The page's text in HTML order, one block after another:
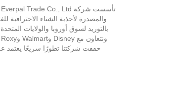
والمصدرة لأحذية الشتاء الاحترافية
حققت شركتنا تطورًا سريعًا يعتمد